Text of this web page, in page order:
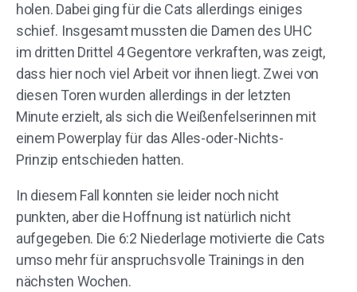
holen. Dabei ging für die Cats allerdings einiges
schief. Insgesamt mussten die Damen des UHC
im dritten Drittel 4 Gegentore verkraften, was zeigt,
dass hier noch viel Arbeit vor ihnen liegt. Zwei von
diesen Toren wurden allerdings in der letzten
Minute erzielt, als sich die Weißenfelserinnen mit
einem Powerplay für das Alles-oder-Nichts-
Prinzip entschieden hatten.
In diesem Fall konnten sie leider noch nicht
punkten, aber die Hoffnung ist natürlich nicht
aufgegeben. Die 6:2 Niederlage motivierte die Cats
umso mehr für anspruchsvolle Trainings in den
nächsten Wochen.